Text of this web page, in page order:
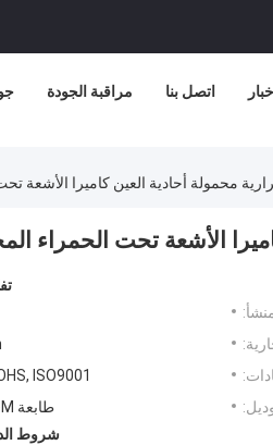
مراقبة الجودة اتصل بنا أخبار
محمولة أحادية العين كاميرا الأشعة
الأشعة تحت الحمراء
ISO9001
طابعة HP-DL801-M
شروط